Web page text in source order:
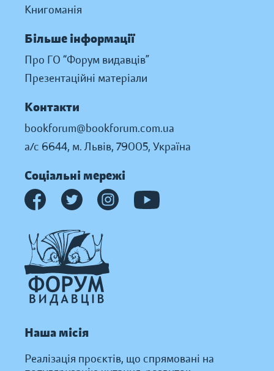
Книгоманія
Більше інформації
Про ГО “Форум видавців”
Презентаційні матеріали
Контакти
bookforum@bookforum.com.ua
а/с 6644, м. Львів, 79005, Україна
Соціальні мережі
Наша місія
Реалізація проєктів, що спрямовані на